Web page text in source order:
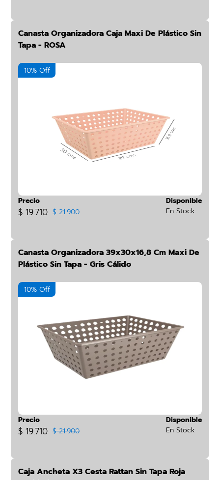
Canasta Organizadora Caja Maxi De Plástico Sin
Tapa - ROSA
10% Off
Precio
$ 19.710 $ 21.900
Disponible
En Stock
Canasta Organizadora 39x30x16,8 Cm Maxi De
Plástico Sin Tapa - Gris Cálido
10% Off
Precio
$ 19.710 $ 21.900
Disponible
En Stock
Caja Ancheta X3 Cesta Rattan Sin Tapa Roja